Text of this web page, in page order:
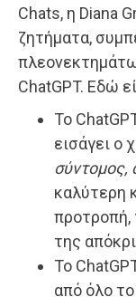
Chats, η Diana
ζητήματα,
ChatGPT. Εδώ
Το
εισάγει ο
σύντομος,
καλύτερη
προτροπή,
της
Το
από όλο